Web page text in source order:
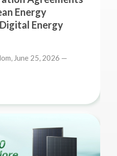
Energy
Energy
June 25, 2026 —